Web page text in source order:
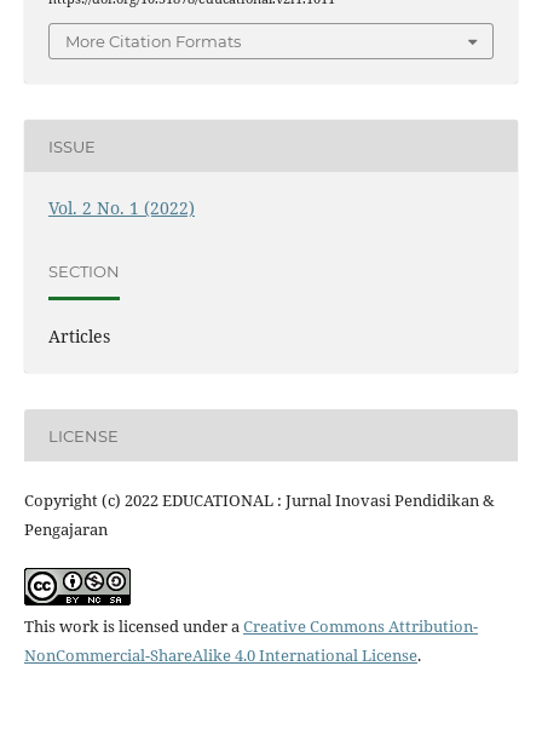
More Citation Formats
ISSUE
Vol. 2 No. 1 (2022)
SECTION
Articles
LICENSE
Copyright (c) 2022 EDUCATIONAL : Jurnal Inovasi Pendidikan &
Pengajaran
This work is licensed under aCreative Commons Attribution-
NonCommercial-ShareAlike 4.0 International License.